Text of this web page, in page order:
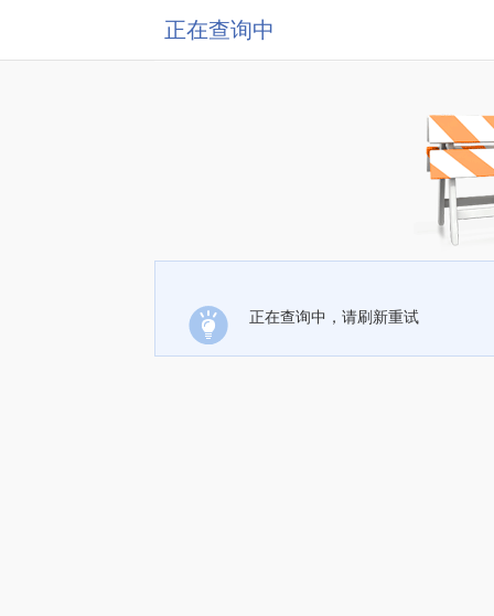
正在查询中
正在查询中，请刷新重试